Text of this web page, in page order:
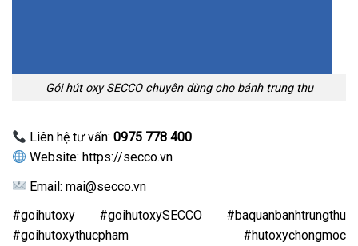
Gói hút oxy SECCO chuyên dùng cho bánh trung thu
Liên hệ tư vấn:0975 778 400
Website: https://secco.vn
Email: mai@secco.vn
#goihutoxy #goihutoxySECCO #baquanbanhtrungthu
#goihutoxythucpham #hutoxychongmoc